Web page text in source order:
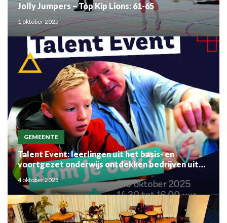
Jolly Jumpers – Top Kip Lions: 61-65
1 oktober 2025
GEMEENTE
Talent Event: leerlingen uit het basis- en
voortgezet onderwijs ontdekken bedrijven uit
de regio
4 oktober 2025